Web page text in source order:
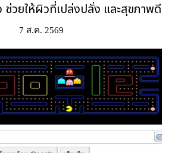
ช่วยให้ผิวที่เปล่งปลั่ง และสุขภาพดี
7 ส.ค. 2569